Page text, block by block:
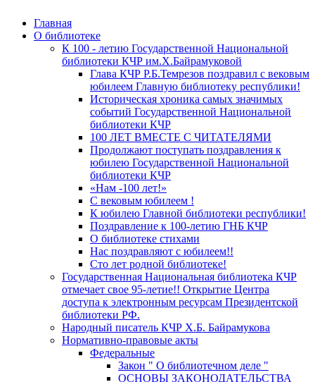
Главная
О библиотеке
К 100 - летию Государственной Национальной
библиотеки КЧР им.Х.Байрамуковой
Глава КЧР Р.Б.Темрезов поздравил с вековым
юбилеем Главную библиотеку республики!
Историческая хроника самых значимых
событий Государственной Национальной
библиотеки КЧР
100 ЛЕТ ВМЕСТЕ С ЧИТАТЕЛЯМИ
Продолжают поступать поздравления к
юбилею Государственной Национальной
библиотеки КЧР
«Нам -100 лет!»
С вековым юбилеем !
К юбилею Главной библиотеки республики!
Поздравление к 100-летию ГНБ КЧР
О библиотеке стихами
Нас поздравляют с юбилеем!!
Сто лет родной библиотеке!
Государственная Национальная библиотека КЧР
отмечает свое 95-летие!! Открытие Центра
доступа к электронным ресурсам Президентской
библиотеки РФ.
Народный писатель КЧР Х.Б. Байрамукова
Нормативно-правовые акты
Федеральные
Закон " О библиотечном деле "
ОСНОВЫ ЗАКОНОДАТЕЛЬСТВА